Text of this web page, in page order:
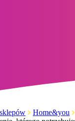
Home&you